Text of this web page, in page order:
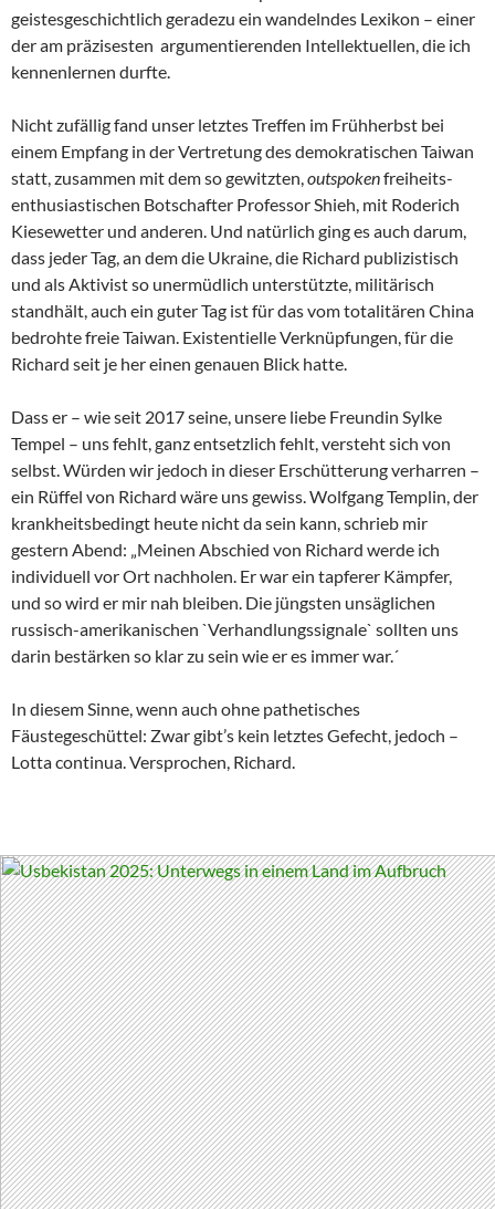
geistesgeschichtlich geradezu ein wandelndes Lexikon – einer
der am präzisesten argumentierenden Intellektuellen, die ich
kennenlernen durfte.
Nicht zufällig fand unser letztes Treffen im Frühherbst bei
einem Empfang in der Vertretung des demokratischen Taiwan
statt, zusammen mit dem so gewitzten,outspokenfreiheits-
enthusiastischen Botschafter Professor Shieh, mit Roderich
Kiesewetter und anderen. Und natürlich ging es auch darum,
dass jeder Tag, an dem die Ukraine, die Richard publizistisch
und als Aktivist so unermüdlich unterstützte, militärisch
standhält, auch ein guter Tag ist für das vom totalitären China
bedrohte freie Taiwan. Existentielle Verknüpfungen, für die
Richard seit je her einen genauen Blick hatte.
Dass er – wie seit 2017 seine, unsere liebe Freundin Sylke
Tempel – uns fehlt, ganz entsetzlich fehlt, versteht sich von
selbst. Würden wir jedoch in dieser Erschütterung verharren –
ein Rüffel von Richard wäre uns gewiss. Wolfgang Templin, der
krankheitsbedingt heute nicht da sein kann, schrieb mir
gestern Abend: „Meinen Abschied von Richard werde ich
individuell vor Ort nachholen. Er war ein tapferer Kämpfer,
und so wird er mir nah bleiben. Die jüngsten unsäglichen
russisch-amerikanischen `Verhandlungssignale` sollten uns
darin bestärken so klar zu sein wie er es immer war.´
In diesem Sinne, wenn auch ohne pathetisches
Fäustegeschüttel: Zwar gibt’s kein letztes Gefecht, jedoch –
Lotta continua. Versprochen, Richard.